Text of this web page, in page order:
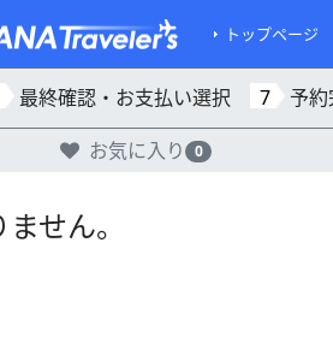
トップページ
最終確認・お支払い選択 7
予約
お気に入り
0
せん。